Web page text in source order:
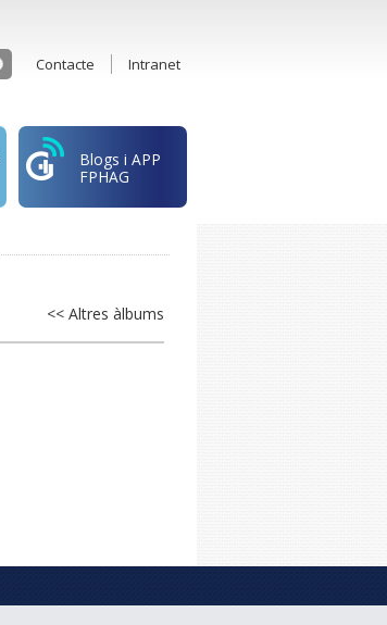
Contacte Intranet
Blogs i APP
FPHAG
<< Altres àlbums